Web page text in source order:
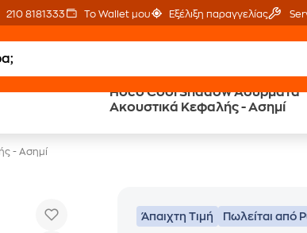
210 8181333 Το Wallet μου Εξέλιξη παραγγελίας
Hoco Cool Shadow Ασύρματα
Ακουστικά Κεφαλής - Ασημί
Δωρεάν Μεταφορικά Public
- Ασημί
Άπαιχτη Τιμή Πωλείται από